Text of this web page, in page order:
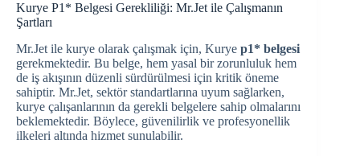
Kurye P1* Belgesi Gerekliliği: Mr.Jet ile Çalışmanın
Şartları
Mr.Jet ile kurye olarak çalışmak için, Kurye p1* belgesi
gerekmektedir. Bu belge, hem yasal bir zorunluluk hem
de iş akışının düzenli sürdürülmesi için kritik öneme
sahiptir. Mr.Jet, sektör standartlarına uyum sağlarken,
kurye çalışanlarının da gerekli belgelere sahip olmalarını
beklemektedir. Böylece, güvenilirlik ve profesyonellik
ilkeleri altında hizmet sunulabilir.